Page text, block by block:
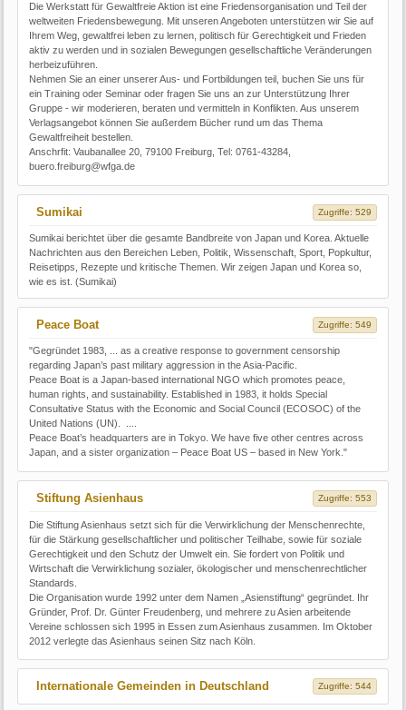
Die Werkstatt für Gewaltfreie Aktion ist eine Friedensorganisation und Teil der
weltweiten Friedensbewegung. Mit unseren Angeboten unterstützen wir Sie auf
Ihrem Weg, gewaltfrei leben zu lernen, politisch für Gerechtigkeit und Frieden
aktiv zu werden und in sozialen Bewegungen gesellschaftliche Veränderungen
herbeizuführen.
Nehmen Sie an einer unserer Aus- und Fortbildungen teil, buchen Sie uns für
ein Training oder Seminar oder fragen Sie uns an zur Unterstützung Ihrer
Gruppe - wir moderieren, beraten und vermitteln in Konflikten. Aus unserem
Verlagsangebot können Sie außerdem Bücher rund um das Thema
Gewaltfreiheit bestellen.
Anschrfit: Vaubanallee 20, 79100 Freiburg, Tel: 0761-43284,
buero.freiburg@wfga.de
Sumikai Zugriffe: 529
Sumikai berichtet über die gesamte Bandbreite von Japan und Korea. Aktuelle
Nachrichten aus den Bereichen Leben, Politik, Wissenschaft, Sport, Popkultur,
Reisetipps, Rezepte und kritische Themen. Wir zeigen Japan und Korea so,
wie es ist. (Sumikai)
Peace Boat Zugriffe: 549
"Gegründet 1983, ... as a creative response to government censorship
regarding Japan’s past military aggression in the Asia-Pacific.
Peace Boat is a Japan-based international NGO which promotes peace,
human rights, and sustainability. Established in 1983, it holds Special
Consultative Status with the Economic and Social Council (ECOSOC) of the
United Nations (UN). ....
Peace Boat’s headquarters are in Tokyo. We have five other centres across
Japan, and a sister organization – Peace Boat US – based in New York."
Stiftung Asienhaus Zugriffe: 553
Die Stiftung Asienhaus setzt sich für die Verwirklichung der Menschenrechte,
für die Stärkung gesellschaftlicher und politischer Teilhabe, sowie für soziale
Gerechtigkeit und den Schutz der Umwelt ein. Sie fordert von Politik und
Wirtschaft die Verwirklichung sozialer, ökologischer und menschenrechtlicher
Standards.
Die Organisation wurde 1992 unter dem Namen „Asienstiftung“ gegründet. Ihr
Gründer, Prof. Dr. Günter Freudenberg, und mehrere zu Asien arbeitende
Vereine schlossen sich 1995 in Essen zum Asienhaus zusammen. Im Oktober
2012 verlegte das Asienhaus seinen Sitz nach Köln.
Internationale Gemeinden in Deutschland Zugriffe: 544